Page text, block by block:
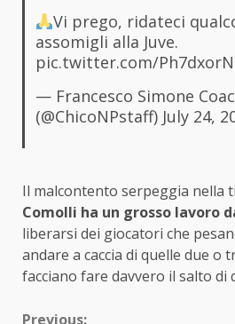
Vi prego, ridateci
assomigli alla Juve.
pic.twitter.com/
— Francesco Simone
(@ChicoNPstaff) July 24,
Il malcontento serpeggia nella
Comolli ha un grosso lavoro
liberarsi dei giocatori che
andare a caccia di quelle due o
facciano fare davvero il salto di
Previous: